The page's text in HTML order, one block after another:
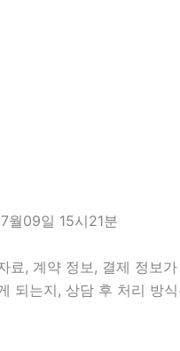
월09일 15시21분
료, 계약 정보, 결제 정
되는지, 상담 후 처리 방